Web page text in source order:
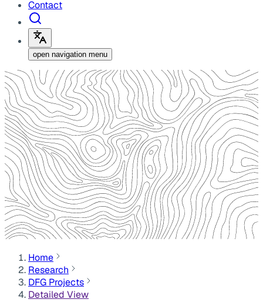
Contact
open navigation menu
Home
Research
DFG Projects
Detailed View